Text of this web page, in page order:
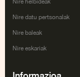
Nire helbideak
Nire datu pertsonalak
Nire baleak
Nire eskariak